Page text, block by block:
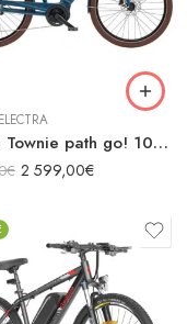
ELECTRA
Electra Townie path go! 10d eq step-over
€ 2 599,00€